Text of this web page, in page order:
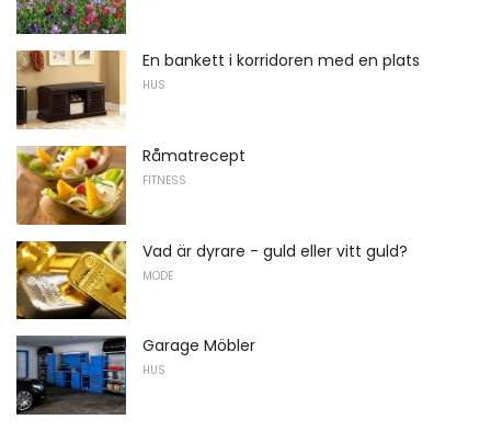
En bankett i korridoren med en plats
HUS
Råmatrecept
FITNESS
Vad är dyrare - guld eller vitt guld?
MODE
Garage Möbler
HUS